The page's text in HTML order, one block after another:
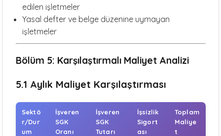
edilen işletmeler
Yasal defter ve belge düzenine uymayan
işletmeler
Bölüm 5: Karşılaştırmalı Maliyet Analizi
5.1 Aylık Maliyet Karşılaştırması
Sektö
r/Dur
um
İşveren
SGK
Oranı
İşveren
SGK
Tutarı
İşsizlik
Sigort
ası
Toplam
Maliye
t